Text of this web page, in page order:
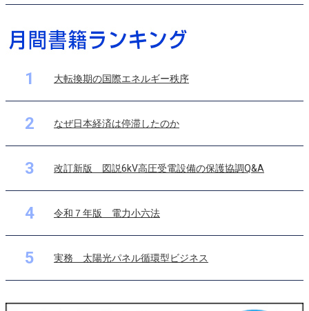
1 大転換期の国際エネルギー秩序
2 なぜ日本経済は停滞したのか
3 改訂新版 図説6kV高圧受電設備の保護協調Q&A
4 令和７年版 電力小六法
5 実務 太陽光パネル循環型ビジネス